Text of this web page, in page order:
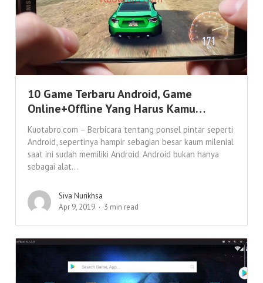
10 Game Terbaru Android, Game
Online+Offline Yang Harus Kamu…
Kuotabro.com – Berbicara tentang ponsel pintar seperti
Android, sepertinya hampir sebagian besar kaum milenial
saat ini sudah memiliki Android. Android bukan hanya
sebagai alat...
Siva Nurikhsa
Apr 9, 2019
3 min read